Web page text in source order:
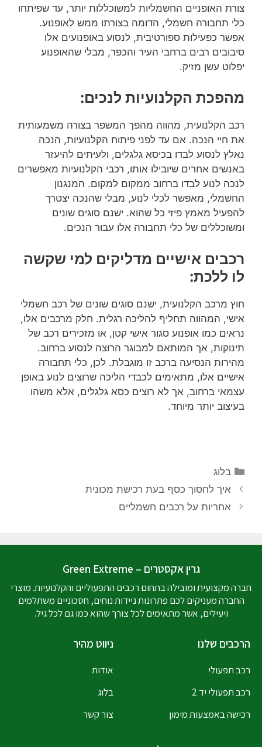
צורת האופניים החשמליות למשוכללות יותר, עד שפיתחו
כלי תחבורה חשמלי, הדומה בצורתו ממש לאופנוע.
אפשר כפעילות ספורטיבית, לנסוע באופנועים אלו
סיבובים רבים ברחבי העיר והכפר, מבלי שהאופנוע
יפלוט עשן מזיק.
מהפכת הקלנועיות לנכים:
רכב הקלנועית, מהווה מהפך המשפר בצורה משמעותית
את חיי הנכה. אם עד לפני פיתוח הקלנועיות, הנכה
נאלץ לנסוע לבדו בכיסא גלגלים, ולעיתים להיעזר
באנשים אחרים שיובילו אותו, רכבי הקלנועיות מאפשרים
לנכה לנוע לבדו ברחוב ממקום למקום. המנגנון
החשמלי, מאפשר לכלי לנוע, מבלי שהנכה יצטרך
להפעיל מאמץ פיזי כל שהוא. ישנם סוגים שונים
ומשוכללים של כלי תחבורה אלו עבור הנכים.
רכבים אישיים מדליקים למי שקשה
לו ללכת:
חוץ מרכב הקלנועית, ישנם סוגים שונים של רכב חשמלי
אישי, המהווה תחליף להליכה רגלית. חלק מרכבים אלו,
נראים כמו אופנוע סגור אישי קטן, או מזכירים רכב של
תינוקות, אך המותאם למבוגר הרוצה לנסוע ברחוב.
מהירות הנסיעה ברכב זו מוגבלת. לכן, כלי תחבורה
אישיים אלו, מתאימים לכבדי הליכה שרוצים לנוע באופן
עצמאי ברחוב, אך לא רוצים כסא גלגלים, אלא משהו
בעיצוב יותר מיוחד.
בלוג
איך לחסוך כסף בעת רכישת מכונית
אחריות על רכבים חשמליים
גרין אקסטרים – Green Extreme
חברה מקצועית ומובילה בתחום רכבים התפעוליים והקלנועיות. מוצרי
החברה מעניקים לכם פתרונות ניידות נוחים, חסכוניים משתלמים
ויעילים, אשר מתאימים לכל צורך שהוא כמו גם לכל גיל.
הרכבים שלנו
רכב תפעולי
רכב תפעולי יד 2
רכישה באמצעות מימון
ניווט מהיר
אודות
בלוג
צור קשר